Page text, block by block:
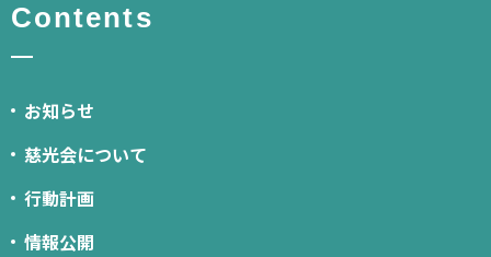
Contents
お知らせ
慈光会について
行動計画
情報公開